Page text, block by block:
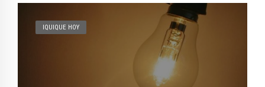
IQUIQUE HOY